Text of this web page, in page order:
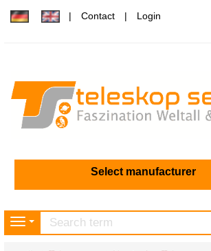
Contact Login
Select manufacturer
Navigation